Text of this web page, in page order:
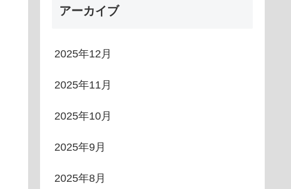
アーカイブ
2025年12月
2025年11月
2025年10月
2025年9月
2025年8月